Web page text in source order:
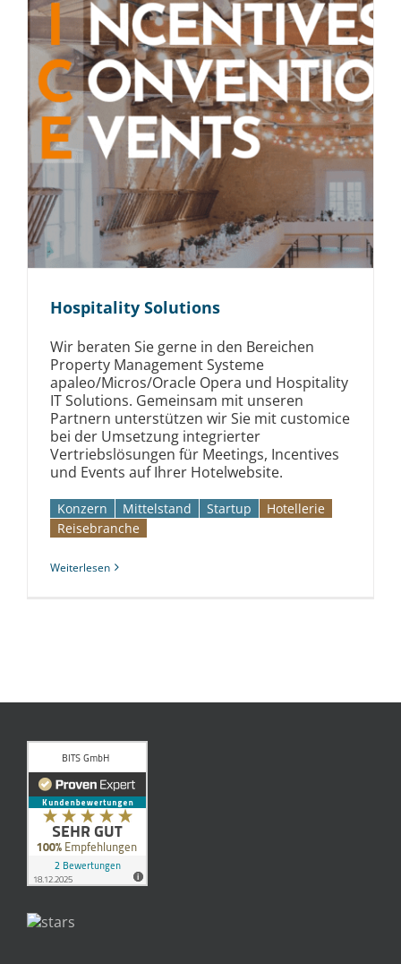
Hospitality Solutions
Wir beraten Sie gerne in den Bereichen
Property Management Systeme
apaleo/Micros/Oracle Opera und Hospitality
IT Solutions. Gemeinsam mit unseren
Partnern unterstützen wir Sie mit customice
bei der Umsetzung integrierter
Vertriebslösungen für Meetings, Incentives
und Events auf Ihrer Hotelwebsite.
Konzern Mittelstand Startup
Hotellerie
Reise­branche
Weiterlesen